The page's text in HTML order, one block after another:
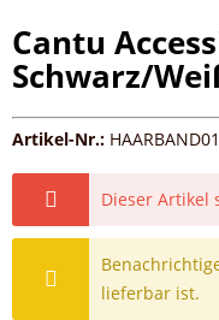
Cantu
Schwarz/
Artikel-Nr.: HAARBAND01
Dieser Artikel
lieferbar ist.